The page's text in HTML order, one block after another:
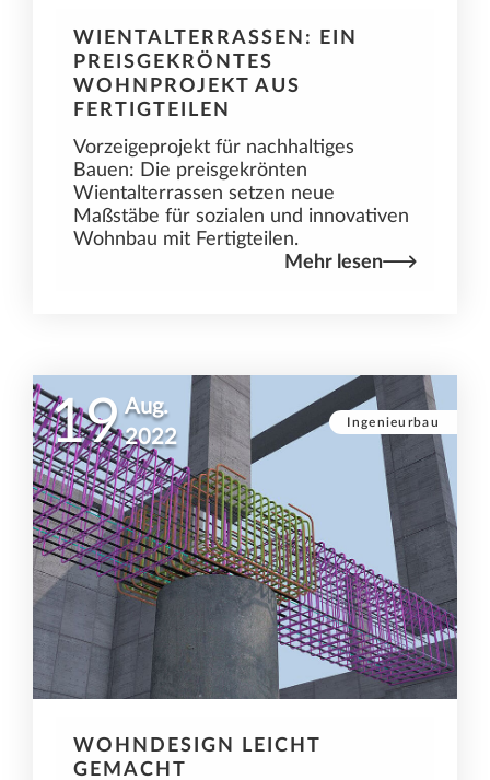
WIENTALTERRASSEN: EIN
PREISGEKRÖNTES
WOHNPROJEKT AUS
FERTIGTEILEN
Vorzeigeprojekt für nachhaltiges
Bauen: Die preisgekrönten
Wientalterrassen setzen neue
Maßstäbe für sozialen und innovativen
Wohnbau mit Fertigteilen.
Mehr lesen
19 Aug.
2022
Ingenieurbau
WOHNDESIGN LEICHT
GEMACHT